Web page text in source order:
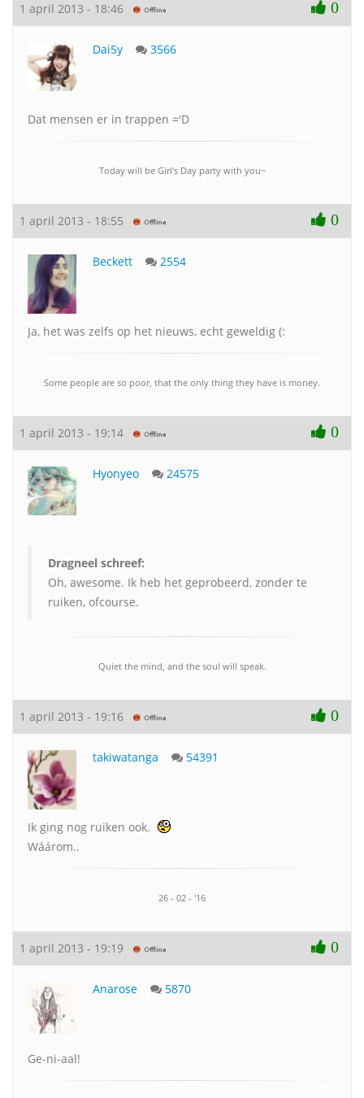
1 april 2013 - 18:46 0
Dai5y 3566
Dat mensen er in trappen ='D
Today will be Girl's Day party with you~
1 april 2013 - 18:55 0
Beckett 2554
Ja, het was zelfs op het nieuws, echt geweldig (:
Some people are so poor, that the only thing they have is money.
1 april 2013 - 19:14 0
Hyonyeo 24575
Dragneel schreef:
Oh, awesome. Ik heb het geprobeerd, zonder te
ruiken, ofcourse.
Quiet the mind, and the soul will speak.
1 april 2013 - 19:16 0
takiwatanga 54391
Ik ging nog ruiken ook.
Wáárom..
26 - 02 - '16
1 april 2013 - 19:19 0
Anarose 5870
Ge-ni-aal!